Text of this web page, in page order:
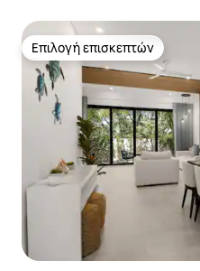
Επιλογή επισκεπτών
Επιλογή επισκεπτών